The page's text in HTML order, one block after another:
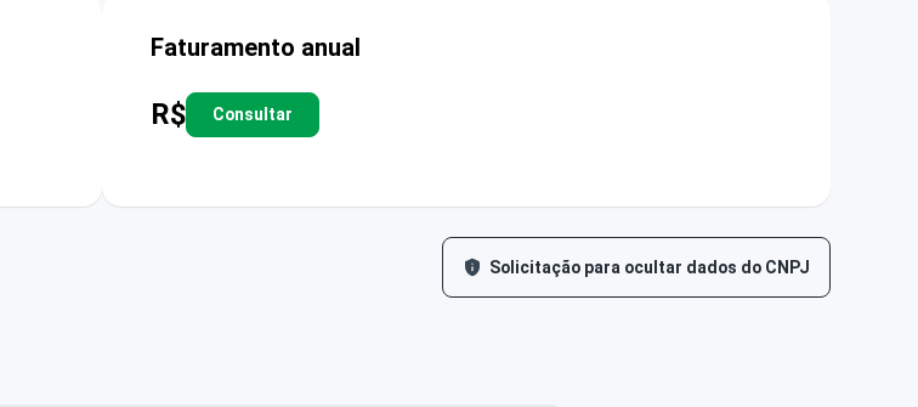
Faturamento anual
R$ Consultar
Solicitação para ocultar dados do CNPJ